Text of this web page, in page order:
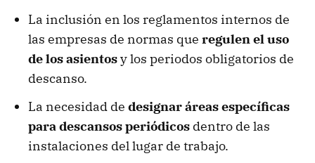
La inclusión en los reglamentos internos de
las empresas de normas que regulen el uso
de los asientosy los periodos obligatorios de
descanso.
La necesidad de designar áreas específicas
para descansos periódicos dentro de las
instalaciones del lugar de trabajo.